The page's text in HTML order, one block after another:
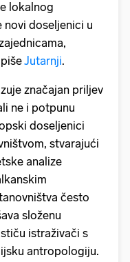
lokalnog
novi doseljenici u
Jutarnji.
značajan priljev
ne i potpunu
doseljenici
stvarajući
analize
često
složenu
istraživači s
antropologiju.